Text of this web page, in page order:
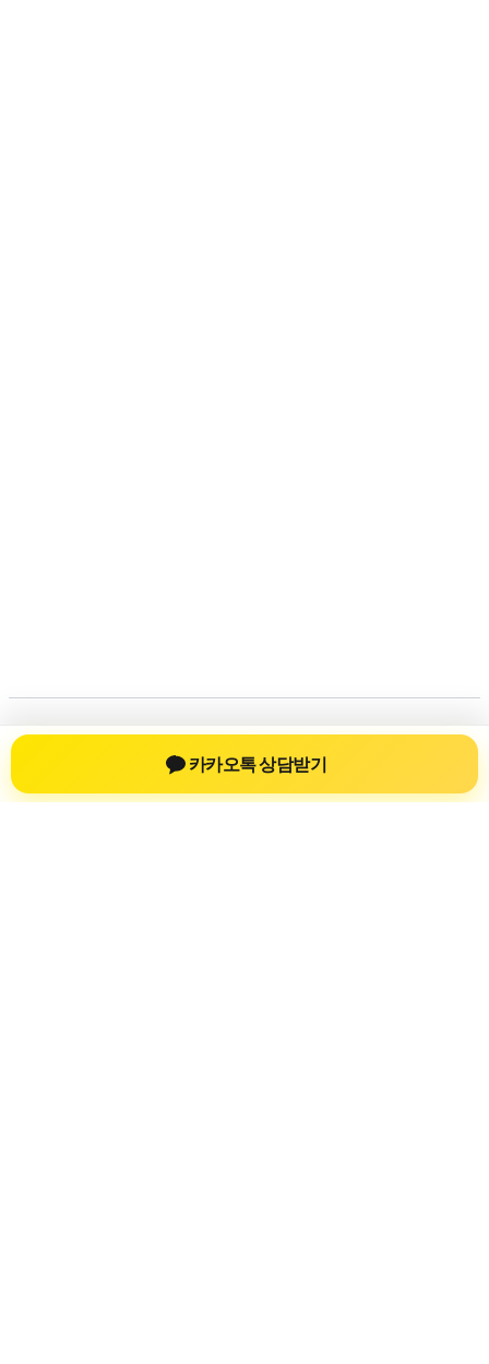
저작권 © 2026 💚신차장기렌트💚 | 제공처:
아스트라 워드프레스
테마
카카오톡 상담받기